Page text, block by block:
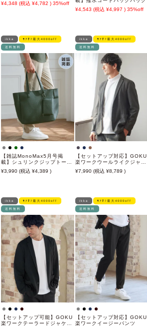
4,348 4,782 35%off
4,543
4,997 35%off
ikka ﾓｱｵﾌ最大4000off
送料無料
【雑誌MonoMax5月号掲
載】シュリンクジップトート
3,990 4,389
ikka ﾓｱｵﾌ最大4000off
送料無料
【セットアップ対応】GOKU
楽ワークウールライクジャケ
7,990 8,789
ikka ﾓｱｵﾌ最大4000off
送料無料
【セットアップ可能】GOKU
楽ワークテーラードジャケッ
ikka ﾓｱｵﾌ最大4000off
送料無料
【セットアップ対応】GOKU
楽ワークイージーパンツ